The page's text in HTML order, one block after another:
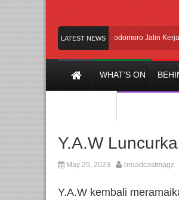
LATEST NEWS
UI dan Universitas Agung Podomoro Jalin Kerja
WHAT’S ON
Y.A.W
May 25, 2023 broadcastmagz
Y.A.W kembali